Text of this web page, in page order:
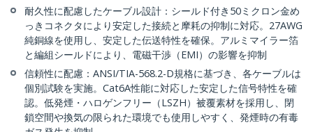
耐久性に配慮したケーブル設計：シールド付き50ミクロン金め
っきコネクタにより安定した接続と摩耗の抑制に対応。27AWG
純銅線を使用し、安定した伝送特性を確保。アルミマイラー箔
と編組シールドにより、電磁干渉（EMI）の影響を抑制
信頼性に配慮：ANSI/TIA-568.2-D規格に基づき、各ケーブルは
個別試験を実施。Cat6A性能に対応した安定した信号特性を確
認。低発煙・ハロゲンフリー（LSZH）被覆素材を採用し、閉
鎖空間や換気の限られた環境でも使用しやすく、発煙時の有毒